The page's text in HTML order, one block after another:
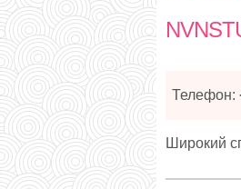
Телефон:
Широкий